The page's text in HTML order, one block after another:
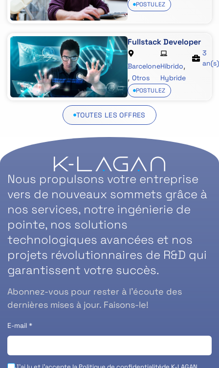
POSTULEZ
Fullstack Developer
Barcelone
, Otros
Híbrido,
Hybride
3
an(s)
POSTULEZ
TOUTES LES OFFRES
Nous propulsons votre entreprise
vers de nouveaux sommets grâce à
nos services, notre ingénierie de
pointe, nos solutions
technologiques avancées et nos
projets révolutionnaires de R&D qui
garantissent votre succès.
Abonnez-vous pour rester à l’écoute des
dernières mises à jour. Faisons-le!
E-mail *